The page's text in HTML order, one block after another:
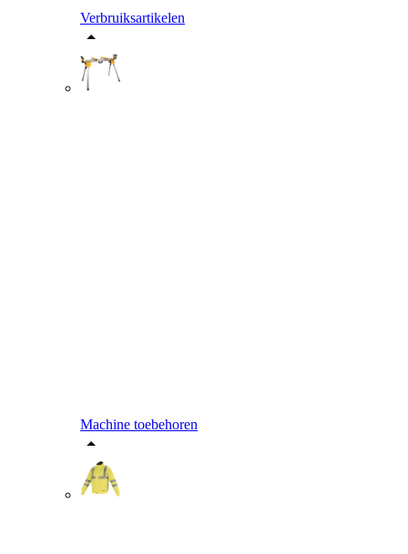
Verbruiksartikelen
Machine toebehoren